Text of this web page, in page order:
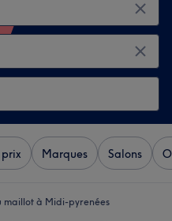
Marques Salons
maillot à Midi-pyrenées